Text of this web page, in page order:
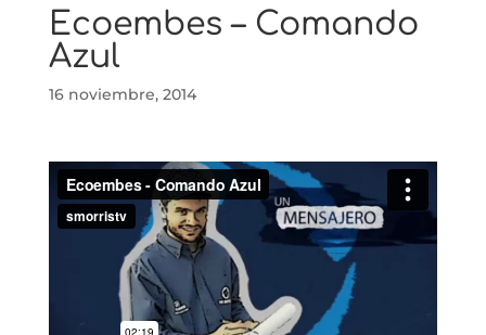
Ecoembes – Comando
Azul
16 noviembre, 2014